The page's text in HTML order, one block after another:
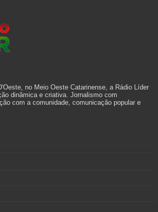
no Meio Oeste Catarinense, a Rádio Líder
dinâmica e criativa. Jornalismo com
com a comunidade, comunicação popular e